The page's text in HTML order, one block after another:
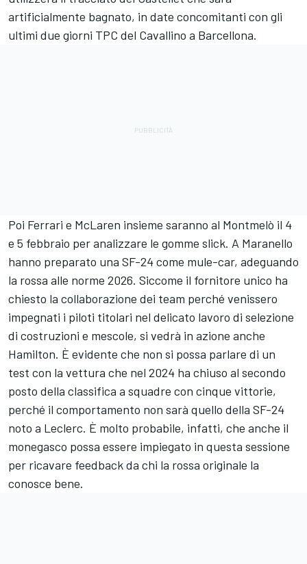
artificialmente bagnato, in date concomitanti con gli
ultimi due giorni TPC del Cavallino a Barcellona.
Poi Ferrari e McLaren insieme saranno al Montmelò il 4
e 5 febbraio per analizzare le gomme slick. A Maranello
hanno preparato una SF-24 come mule-car, adeguando
la rossa alle norme 2026. Siccome il fornitore unico ha
chiesto la collaborazione dei team perché venissero
impegnati i piloti titolari nel delicato lavoro di selezione
di costruzioni e mescole, si vedrà in azione anche
Hamilton. È evidente che non si possa parlare di un
test con la vettura che nel 2024 ha chiuso al secondo
posto della classifica a squadre con cinque vittorie,
perché il comportamento non sarà quello della SF-24
noto a Leclerc. È molto probabile, infatti, che anche il
monegasco possa essere impiegato in questa sessione
per ricavare feedback da chi la rossa originale la
conosce bene.